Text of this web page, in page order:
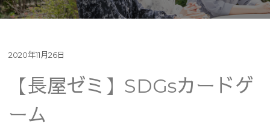
2020年11月26日
【長屋ゼミ】SDGsカードゲ
ーム